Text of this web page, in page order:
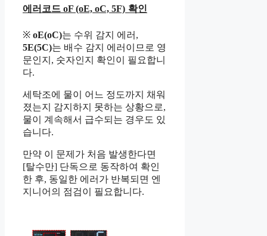
에러코드 oF (oE, oC, 5F) 확인
※ oE(oC)는 수위 감지 에러,
5E(5C)는 배수 감지 에러이므로 영
문인지, 숫자인지 확인이 필요합니
다.
세탁조에 물이 어느 정도까지 채워
졌는지 감지하지 못하는 상황으로,
물이 계속해서 급수되는 경우도 있
습니다.
만약 이 문제가 처음 발생한다면
[탈수만] 단독으로 동작하여 확인
한 후, 동일한 에러가 반복되면 엔
지니어의 점검이 필요합니다.